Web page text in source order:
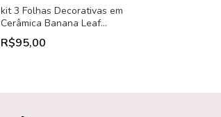
kit 3 Folhas Decorativas em
Cerâmica Banana Leaf
Branca Lyor - 25,5cm
R$95,00